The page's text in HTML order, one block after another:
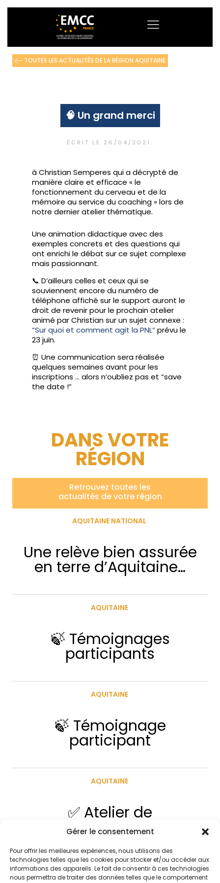
Gérer le consentement
Pour offrir les meilleures expériences, nous utilisons des
technologies telles que les cookies pour stocker et/ou accéder aux
informations des appareils. Le fait de consentir à ces technologies
nous permettra de traiter des données telles que le comportement
TOUTES LES ACTUALITÉS DE LA RÉGION AQUITAINE
🧠 Un grand merci
ÉCRIT LE 26/04/2021 .
à Christian Semperes qui a décrypté de
manière claire et efficace « le
fonctionnement du cerveau et de la
mémoire au service du coaching » lors de
notre dernier atelier thématique.
Une animation didactique avec des
exemples concrets et des questions qui
ont enrichi le débat sur ce sujet complexe
mais passionnant.
📞 D’ailleurs celles et ceux qui se
souviennent encore du numéro de
téléphone affiché sur le support auront le
droit de revenir pour le prochain atelier
animé par Christian sur un sujet connexe :
“Sur quoi et comment agit la PNL” prévu le
23 juin.
⏰ Une communication sera réalisée
quelques semaines avant pour les
inscriptions … alors n’oubliez pas et “save
the date !”
DANS VOTRE
RÉGION
Retrouvez toutes les
actualités de votre région
AQUITAINE NATIONAL
Une relève bien assurée
en terre d’Aquitaine…
AQUITAINE
🍃 Témoignages
participants
AQUITAINE
🍃 Témoignage
participant
AQUITAINE
✅ Atelier de
professionnalisation : ”